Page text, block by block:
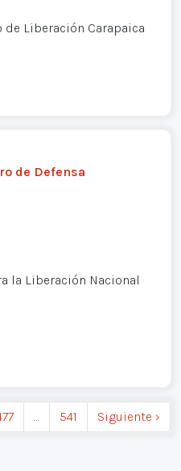
Liberación Carapaica
de Defensa
la Liberación Nacional
… 541 Siguiente ›